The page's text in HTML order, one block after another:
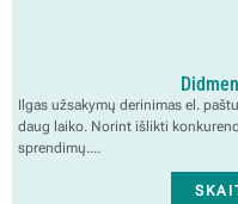
Ilgas užsakymų derinimas el.
daug laiko. Norint išlikti
sprendimų....